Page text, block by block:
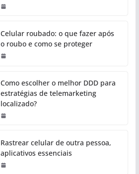
Celular roubado: o que fazer após
o roubo e como se proteger
Como escolher o melhor DDD para
estratégias de telemarketing
localizado?
Rastrear celular de outra pessoa,
aplicativos essenciais